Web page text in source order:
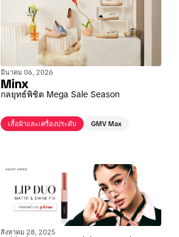
มีนาคม 06, 2026
Minx
กลยุทธ์พิชิต Mega Sale Season
เสื้อผ้าและเครื่องประดับ GMV Max
สิงหาคม 28, 2025